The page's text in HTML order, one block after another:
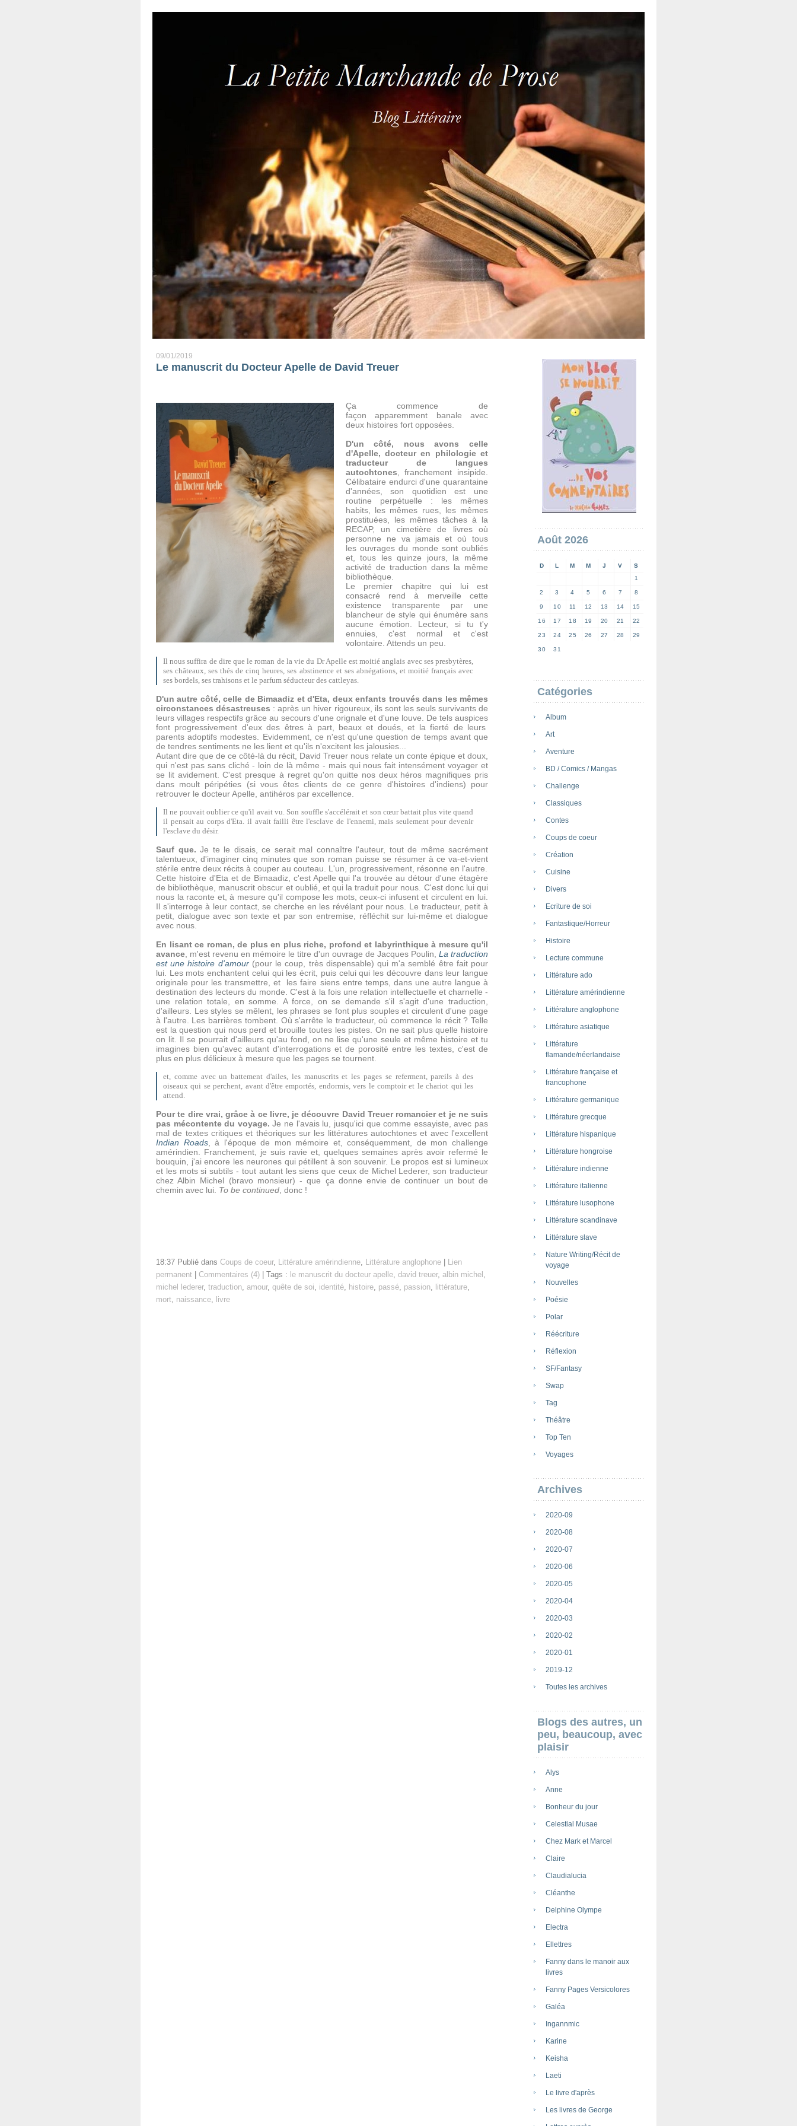
Août 2026
D L M M J V
S
1
2 3 4 5 6 7 8
9 10 11 12 13 14 15
16 17 18 19 20 21 22
23 24 25 26 27 28 29
30 31
Catégories
Album
Art
Aventure
BD / Comics / Mangas
Challenge
Classiques
Contes
Coups de coeur
Création
Cuisine
Divers
Ecriture de soi
Fantastique/Horreur
Histoire
Lecture commune
Littérature ado
Littérature amérindienne
Littérature anglophone
Littérature asiatique
Littérature
flamande/néerlandaise
Littérature française et
francophone
Littérature germanique
Littérature grecque
Littérature hispanique
Littérature hongroise
Littérature indienne
Littérature italienne
Littérature lusophone
Littérature scandinave
Littérature slave
Nature Writing/Récit de
voyage
Nouvelles
Poésie
Polar
Réécriture
Réflexion
SF/Fantasy
Swap
Tag
Théâtre
Top Ten
Voyages
Archives
2020-09
2020-08
2020-07
2020-06
2020-05
2020-04
2020-03
2020-02
2020-01
2019-12
Toutes les archives
Blogs des autres, un
peu, beaucoup, avec
plaisir
Alys
Anne
Bonheur du jour
Celestial Musae
Chez Mark et Marcel
Claire
Claudialucia
Cléanthe
Delphine Olympe
Electra
Ellettres
Fanny dans le manoir aux
livres
Fanny Pages Versicolores
Galéa
Ingannmic
Karine
Keisha
Laeti
Le livre d'après
Les livres de George
09/01/2019
Le manuscrit du Docteur Apelle de David Treuer
Ça commence de
façon apparemment banale avec
deux histoires fort opposées.
D'un côté, nous avons celle
d'Apelle, docteur en philologie et
traducteur de langues
autochtones , franchement insipide.
Célibataire endurci d'une quarantaine
d'années, son quotidien est une
routine perpétuelle : les mêmes
habits, les mêmes rues, les mêmes
prostituées, les mêmes tâches à la
RECAP, un cimetière de livres où
personne ne va jamais et où tous
les ouvrages du monde sont oubliés
et, tous les quinze jours, la même
activité de traduction dans la même
bibliothèque.
Le premier chapitre qui lui est
consacré rend à merveille cette
existence transparente par une
blancheur de style qui énumère sans
aucune émotion. Lecteur, si tu t'y
ennuies, c'est normal et c'est
volontaire. Attends un peu.
Il nous suffira de dire que le roman de la vie du Dr Apelle est moitié anglais avec ses presbytères,
ses châteaux, ses thés de cinq heures, ses abstinence et ses abnégations, et moitié français avec
ses bordels, ses trahisons et le parfum séducteur des cattleyas.
D'un autre côté, celle de Bimaadiz et d'Eta, deux enfants trouvés dans les mêmes
circonstances désastreuses : après un hiver rigoureux, ils sont les seuls survivants de
leurs villages respectifs grâce au secours d'une orignale et d'une louve. De tels auspices
font progressivement d'eux des êtres à part, beaux et doués, et la fierté de leurs
parents adoptifs modestes. Evidemment, ce n'est qu'une question de temps avant que
de tendres sentiments ne les lient et qu'ils n'excitent les jalousies...
Autant dire que de ce côté-là du récit, David Treuer nous relate un conte épique et doux,
qui n'est pas sans cliché - loin de là même - mais qui nous fait intensément voyager et
se lit avidement. C'est presque à regret qu'on quitte nos deux héros magnifiques pris
dans moult péripéties (si vous êtes clients de ce genre d'histoires d'indiens) pour
retrouver le docteur Apelle, antihéros par excellence.
Il ne pouvait oublier ce qu'il avait vu. Son souffle s'accélérait et son cœur battait plus vite quand
il pensait au corps d'Eta. il avait failli être l'esclave de l'ennemi, mais seulement pour devenir
l'esclave du désir.
Sauf que. Je te le disais, ce serait mal connaître l'auteur, tout de même sacrément
talentueux, d'imaginer cinq minutes que son roman puisse se résumer à ce va-et-vient
stérile entre deux récits à couper au couteau. L'un, progressivement, résonne en l'autre.
Cette histoire d'Eta et de Bimaadiz, c'est Apelle qui l'a trouvée au détour d'une étagère
de bibliothèque, manuscrit obscur et oublié, et qui la traduit pour nous. C'est donc lui qui
nous la raconte et, à mesure qu'il compose les mots, ceux-ci infusent et circulent en lui.
Il s'interroge à leur contact, se cherche en les révélant pour nous. Le traducteur, petit à
petit, dialogue avec son texte et par son entremise, réfléchit sur lui-même et dialogue
avec nous.
En lisant ce roman, de plus en plus riche, profond et labyrinthique à mesure qu'il
avance , m'est revenu en mémoire le titre d'un ouvrage de Jacques Poulin, La traduction
est une histoire d'amour(pour le coup, très dispensable) qui m'a semblé être fait pour
lui. Les mots enchantent celui qui les écrit, puis celui qui les découvre dans leur langue
originale pour les transmettre, et les faire siens entre temps, dans une autre langue à
destination des lecteurs du monde. C'est à la fois une relation intellectuelle et charnelle -
une relation totale, en somme. A force, on se demande s'il s'agit d'une traduction,
d'ailleurs. Les styles se mêlent, les phrases se font plus souples et circulent d'une page
à l'autre. Les barrières tombent. Où s'arrête le traducteur, où commence le récit ? Telle
est la question qui nous perd et brouille toutes les pistes. On ne sait plus quelle histoire
on lit. Il se pourrait d'ailleurs qu'au fond, on ne lise qu'une seule et même histoire et tu
imagines bien qu'avec autant d'interrogations et de porosité entre les textes, c'est de
plus en plus délicieux à mesure que les pages se tournent.
et, comme avec un battement d'ailes, les manuscrits et les pages se referment, pareils à des
oiseaux qui se perchent, avant d'être emportés, endormis, vers le comptoir et le chariot qui les
attend.
Pour te dire vrai, grâce à ce livre, je découvre David Treuer romancier et je ne suis
pas mécontente du voyage. Je ne l'avais lu, jusqu'ici que comme essayiste, avec pas
mal de textes critiques et théoriques sur les littératures autochtones et avec l'excellent
Indian Roads, à l'époque de mon mémoire et, conséquemment, de mon challenge
amérindien. Franchement, je suis ravie et, quelques semaines après avoir refermé le
bouquin, j'ai encore les neurones qui pétillent à son souvenir. Le propos est si lumineux
et les mots si subtils - tout autant les siens que ceux de Michel Lederer, son traducteur
chez Albin Michel (bravo monsieur) - que ça donne envie de continuer un bout de
chemin avec lui. To be continued , donc !
18:37 Publié dans Coups de coeur, Littérature amérindienne, Littérature anglophone
Lien
permanent
Commentaires (4) | Tags : le manuscrit du docteur apelle, david treuer, albin michel ,
michel lederer, traduction, amour, quête de soi, identité, histoire, passé, passion, littérature,
mort, naissance, livre